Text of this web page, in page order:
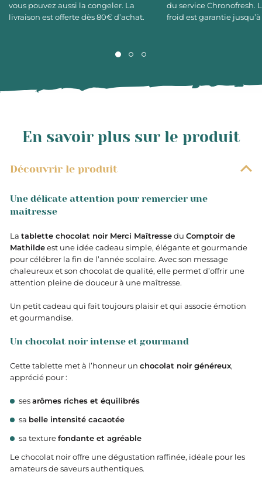
vous pouvez aussi la congeler. La
livraison est offerte dès 80€ d’achat.
du service Chronofresh.
froid est garantie
En savoir plus sur le produit
Découvrir le produit
Une délicate attention pour remercier une
maîtresse
La tablette chocolat noir Merci Maîtressedu Comptoir de
Mathildeest une idée cadeau simple, élégante et gourmande
pour célébrer la fin de l’année scolaire. Avec son message
chaleureux et son chocolat de qualité, elle permet d’offrir une
attention pleine de douceur à une maîtresse.
Un petit cadeau qui fait toujours plaisir et qui associe émotion
et gourmandise.
Un chocolat noir intense et gourmand
Cette tablette met à l’honneur un chocolat noir généreux,
apprécié pour :
sesarômes riches et équilibrés
sa belle intensité cacaotée
sa texturefondante et agréable
Le chocolat noir offre une dégustation raffinée, idéale pour les
amateurs de saveurs authentiques.